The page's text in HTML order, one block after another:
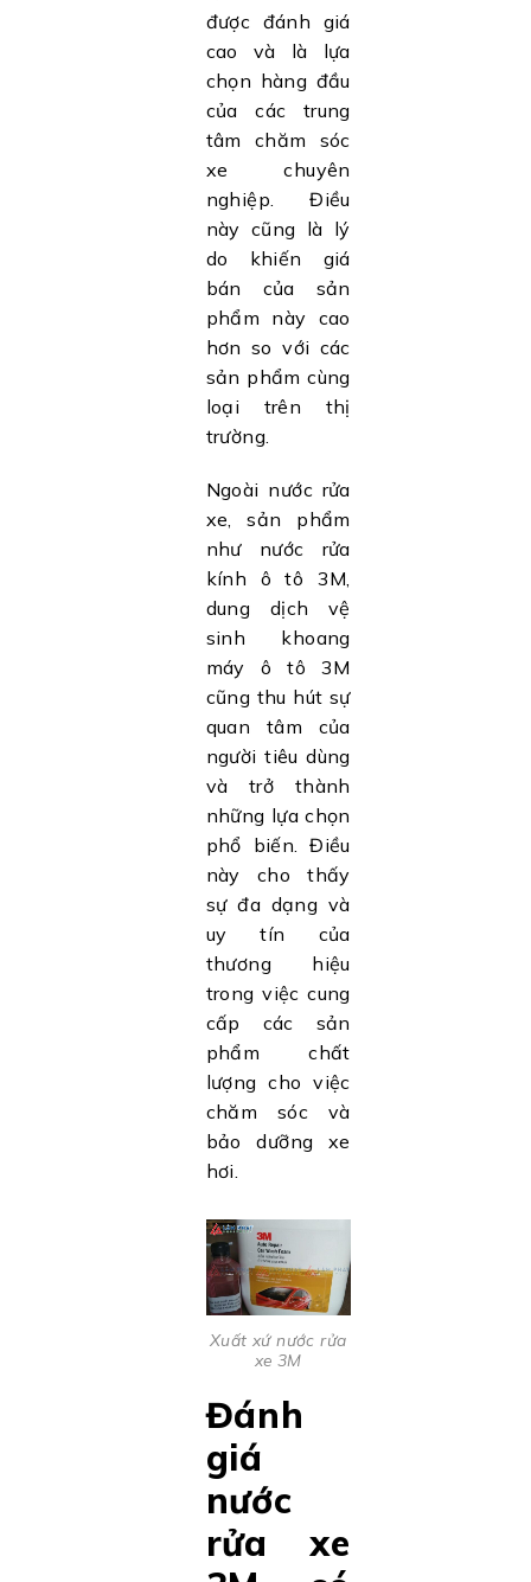
được đánh giá
cao và là lựa
chọn hàng đầu
của các trung
tâm chăm sóc
xe chuyên
nghiệp. Điều
này cũng là lý
do khiến giá
bán của sản
phẩm này cao
hơn so với các
sản phẩm cùng
loại trên thị
trường.
Ngoài nước rửa
xe, sản phẩm
như nước rửa
kính ô tô 3M,
dung dịch vệ
sinh khoang
máy ô tô 3M
cũng thu hút sự
quan tâm của
người tiêu dùng
và trở thành
những lựa chọn
phổ biến. Điều
này cho thấy
sự đa dạng và
uy tín của
thương hiệu
trong việc cung
cấp các sản
phẩm chất
lượng cho việc
chăm sóc và
bảo dưỡng xe
hơi.
Xuất xứ nước rửa
xe 3M
Đánh
giá
nước
rửa xe